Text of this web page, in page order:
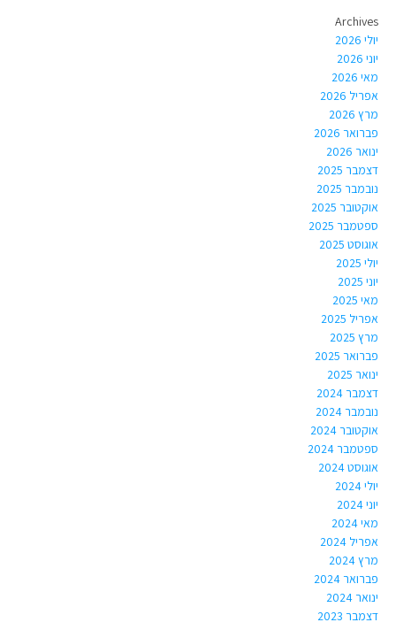
Archives
יולי 2026
יוני 2026
מאי 2026
אפריל 2026
מרץ 2026
פברואר 2026
ינואר 2026
דצמבר 2025
נובמבר 2025
אוקטובר 2025
ספטמבר 2025
אוגוסט 2025
יולי 2025
יוני 2025
מאי 2025
אפריל 2025
מרץ 2025
פברואר 2025
ינואר 2025
דצמבר 2024
נובמבר 2024
אוקטובר 2024
ספטמבר 2024
אוגוסט 2024
יולי 2024
יוני 2024
מאי 2024
אפריל 2024
מרץ 2024
פברואר 2024
ינואר 2024
דצמבר 2023